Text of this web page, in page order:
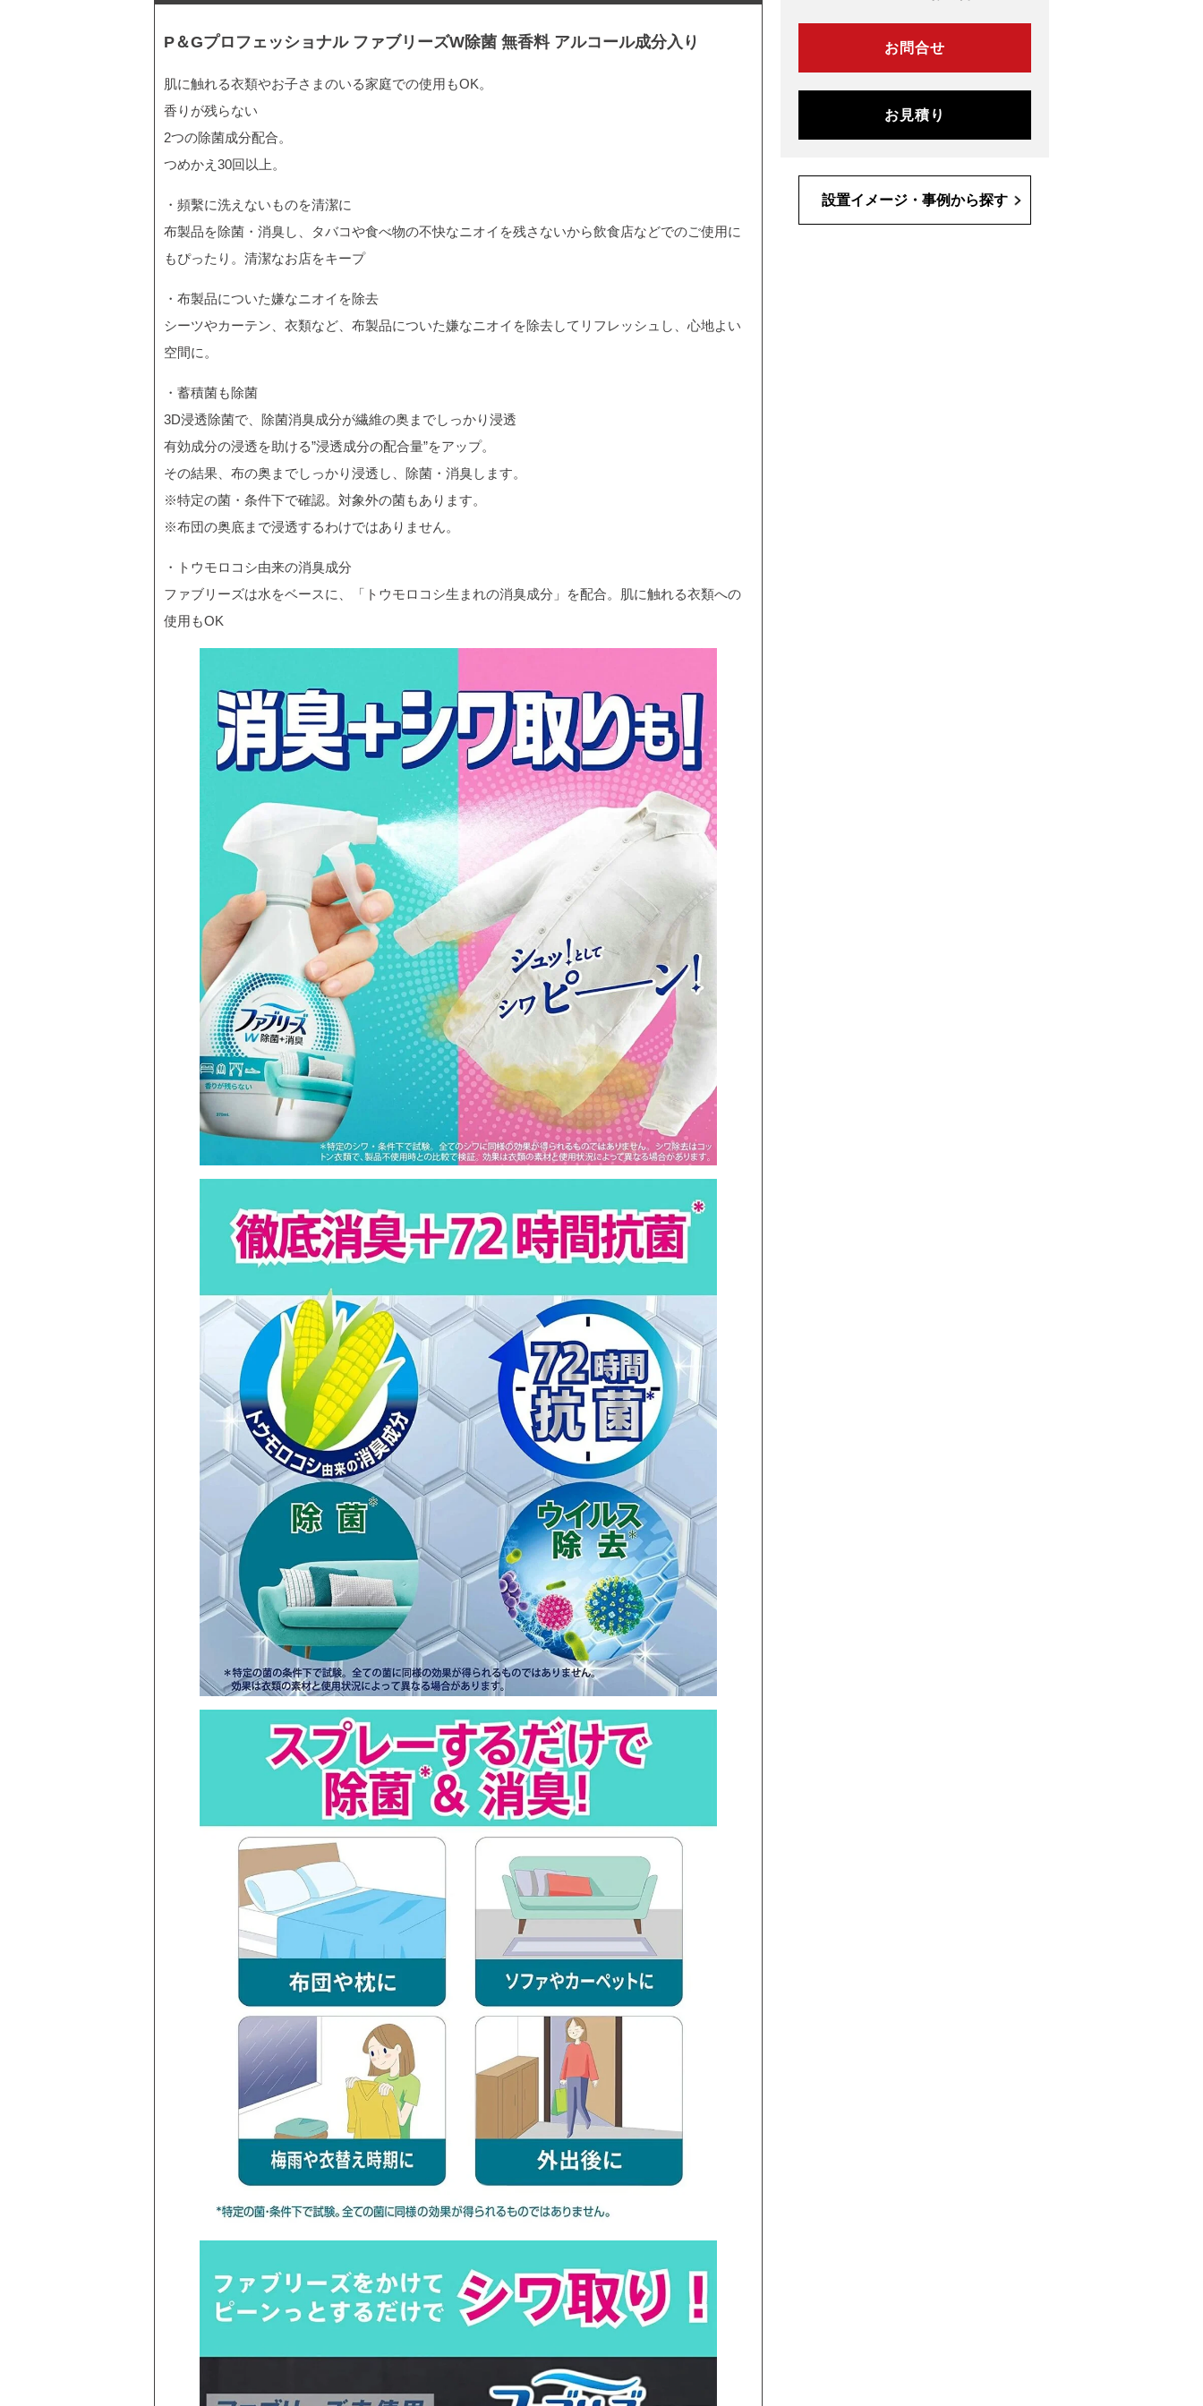
P＆Gプロフェッショナル ファブリーズW除菌 無香料 アルコール成分入り
肌に触れる衣類やお子さまのいる家庭での使用もOK。
香りが残らない
2つの除菌成分配合。
つめかえ30回以上。
・頻繫に洗えないものを清潔に
布製品を除菌・消臭し、タバコや食べ物の不快なニオイを残さないから飲食店などでのご使用に
もぴったり。清潔なお店をキープ
・布製品についた嫌なニオイを除去
シーツやカーテン、衣類など、布製品についた嫌なニオイを除去してリフレッシュし、心地よい
空間に。
・蓄積菌も除菌
3D浸透除菌で、除菌消臭成分が繊維の奥までしっかり浸透
有効成分の浸透を助ける”浸透成分の配合量”をアップ。
その結果、布の奥までしっかり浸透し、除菌・消臭します。
※特定の菌・条件下で確認。対象外の菌もあります。
※布団の奥底まで浸透するわけではありません。
・トウモロコシ由来の消臭成分
ファブリーズは水をベースに、「トウモロコシ生まれの消臭成分」を配合。肌に触れる衣類への
使用もOK
お問合せ
お見積り
設置イメージ・事例から探す